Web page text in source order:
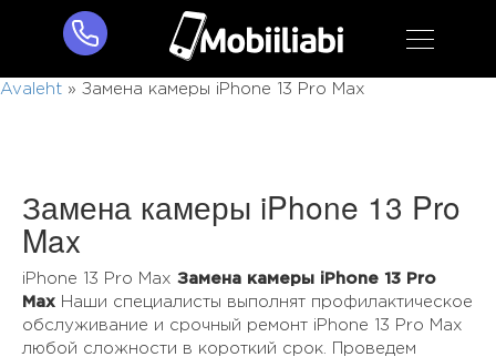
Avaleht » Замена камеры iPhone 13 Pro Max
Замена камеры iPhone 13 Pro
Max
iPhone 13 Pro Max Замена камеры iPhone 13 Pro
Max Наши специалисты выполнят профилактическое
обслуживание и срочный ремонт iPhone 13 Pro Max
любой сложности в короткий срок. Проведем